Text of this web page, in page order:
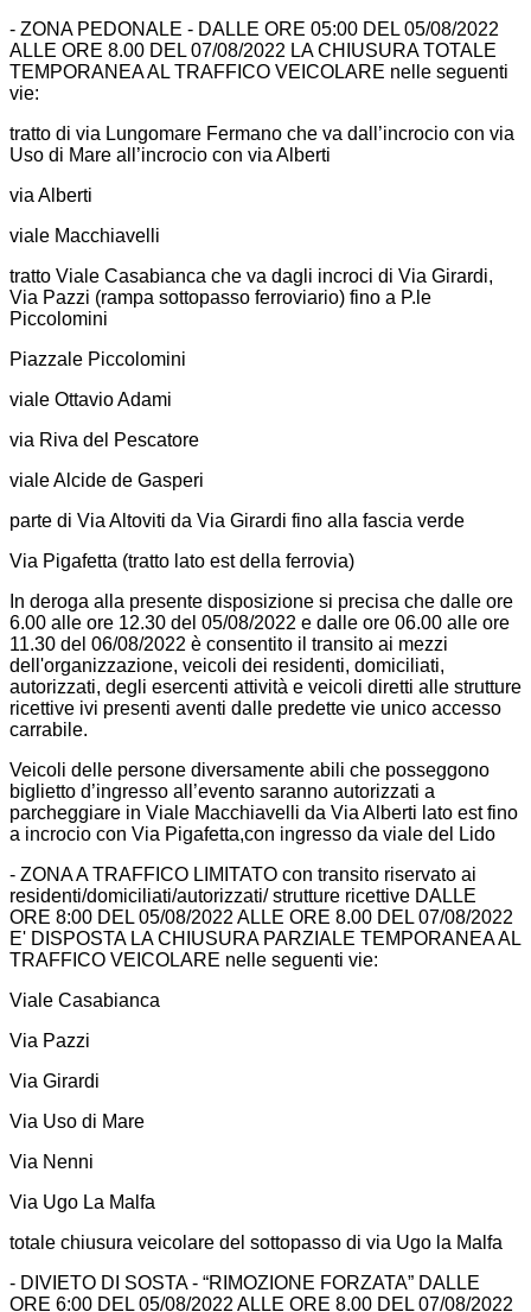
- ZONA PEDONALE - DALLE ORE 05:00 DEL 05/08/2022
ALLE ORE 8.00 DEL 07/08/2022 LA CHIUSURA TOTALE
TEMPORANEA AL TRAFFICO VEICOLARE nelle seguenti
vie:
tratto di via Lungomare Fermano che va dall’incrocio con via
Uso di Mare all’incrocio con via Alberti
via Alberti
viale Macchiavelli
tratto Viale Casabianca che va dagli incroci di Via Girardi,
Via Pazzi (rampa sottopasso ferroviario) fino a P.le
Piccolomini
Piazzale Piccolomini
viale Ottavio Adami
via Riva del Pescatore
viale Alcide de Gasperi
parte di Via Altoviti da Via Girardi fino alla fascia verde
Via Pigafetta (tratto lato est della ferrovia)
In deroga alla presente disposizione si precisa che dalle ore
6.00 alle ore 12.30 del 05/08/2022 e dalle ore 06.00 alle ore
11.30 del 06/08/2022 è consentito il transito ai mezzi
dell'organizzazione, veicoli dei residenti, domiciliati,
autorizzati, degli esercenti attività e veicoli diretti alle strutture
ricettive ivi presenti aventi dalle predette vie unico accesso
carrabile.
Veicoli delle persone diversamente abili che posseggono
biglietto d’ingresso all’evento saranno autorizzati a
parcheggiare in Viale Macchiavelli da Via Alberti lato est fino
a incrocio con Via Pigafetta,con ingresso da viale del Lido
- ZONA A TRAFFICO LIMITATO con transito riservato ai
residenti/domiciliati/autorizzati/ strutture ricettive DALLE
ORE 8:00 DEL 05/08/2022 ALLE ORE 8.00 DEL 07/08/2022
E' DISPOSTA LA CHIUSURA PARZIALE TEMPORANEA AL
TRAFFICO VEICOLARE nelle seguenti vie:
Viale Casabianca
Via Pazzi
Via Girardi
Via Uso di Mare
Via Nenni
Via Ugo La Malfa
totale chiusura veicolare del sottopasso di via Ugo la Malfa
- DIVIETO DI SOSTA - “RIMOZIONE FORZATA” DALLE
ORE 6:00 DEL 05/08/2022 ALLE ORE 8.00 DEL 07/08/2022